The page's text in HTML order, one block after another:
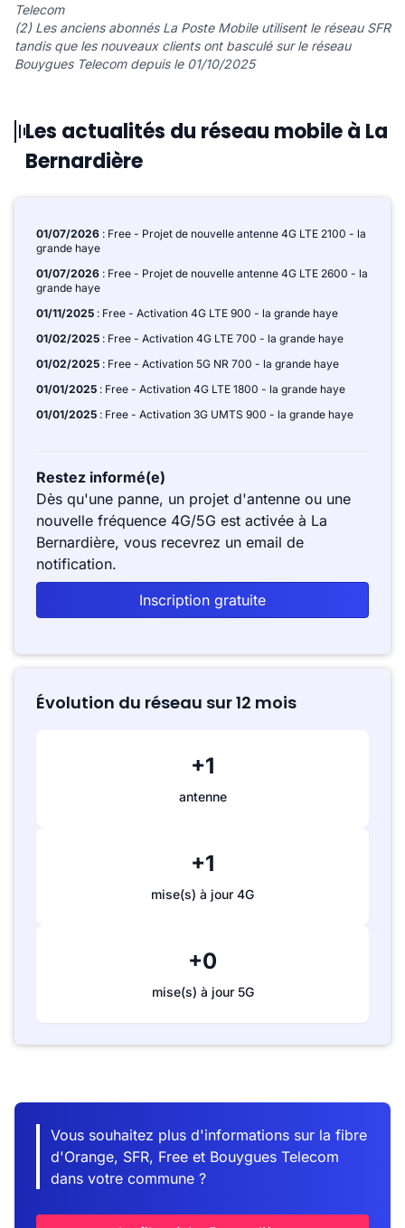
Telecom
(2) Les anciens abonnés La Poste Mobile utilisent le réseau SFR
tandis que les nouveaux clients ont basculé sur le réseau
Bouygues Telecom depuis le 01/10/2025
Les actualités du réseau mobile à La
Bernardière
01/07/2026 : Free - Projet de nouvelle antenne 4G LTE 2100 - la
grande haye
01/07/2026 : Free - Projet de nouvelle antenne 4G LTE 2600 - la
grande haye
01/11/2025 : Free - Activation 4G LTE 900 - la grande haye
01/02/2025 : Free - Activation 4G LTE 700 - la grande haye
01/02/2025 : Free - Activation 5G NR 700 - la grande haye
01/01/2025 : Free - Activation 4G LTE 1800 - la grande haye
01/01/2025 : Free - Activation 3G UMTS 900 - la grande haye
Restez informé(e)
Dès qu'une panne, un projet d'antenne ou une
nouvelle fréquence 4G/5G est activée à La
Bernardière, vous recevrez un email de
notification.
Inscription gratuite
Évolution du réseau sur 12 mois
+1
antenne
+1
mise(s) à jour 4G
+0
mise(s) à jour 5G
Vous souhaitez plus d'informations sur la fibre
d'Orange, SFR, Free et Bouygues Telecom
dans votre commune ?